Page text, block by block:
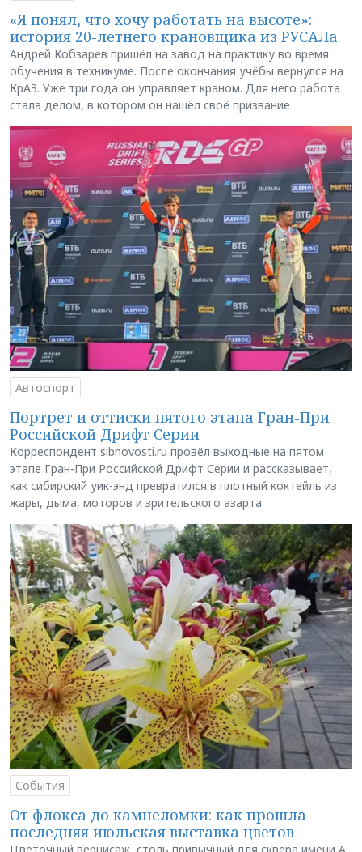
«Я понял, что хочу работать на высоте»:
история 20-летнего крановщика из РУСАЛа
Андрей Кобзарев пришёл на завод на практику во время
обучения в техникуме. После окончания учёбы вернулся на
КрАЗ. Уже три года он управляет краном. Для него работа
стала делом, в котором он нашёл своё призвание
Автоспорт
Портрет и оттиски пятого этапа Гран-При
Российской Дрифт Серии
Корреспондент sibnovosti.ru провёл выходные на пятом
этапе Гран-При Российской Дрифт Серии и рассказывает,
как сибирский уик-энд превратился в плотный коктейль из
жары, дыма, моторов и зрительского азарта
События
От флокса до камнеломки: как прошла
последняя июльская выставка цветов
Цветочный вернисаж, столь привычный для сквера имени А.